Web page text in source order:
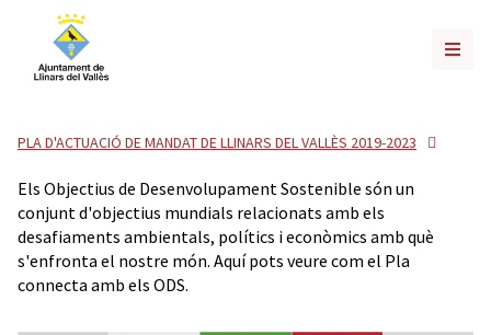
PLA D'ACTUACIÓ DE MANDAT DE LLINARS DEL VALLÈS 2019-2023
Els Objectius de Desenvolupament Sostenible són un
conjunt d'objectius mundials relacionats amb els
desafiaments ambientals, polítics i econòmics amb què
s'enfronta el nostre món. Aquí pots veure com el Pla
connecta amb els ODS.